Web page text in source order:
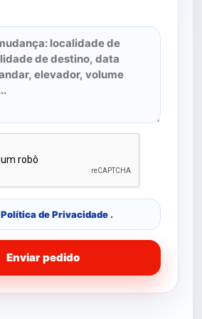
Política de Privacidade .
Enviar pedido